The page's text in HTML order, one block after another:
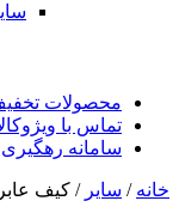
محصولات
تماس با
سامانه
خانه / سایر / کیف عابر